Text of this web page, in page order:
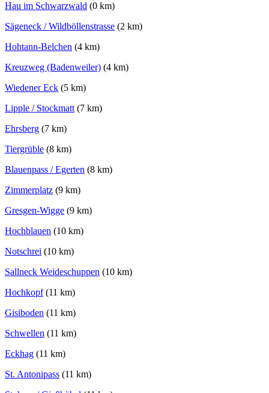
Hau im Schwarzwald (0 km)
Sägeneck / Wildböllenstrasse (2 km)
Hohtann-Belchen (4 km)
Kreuzweg (Badenweiler) (4 km)
Wiedener Eck (5 km)
Lipple / Stockmatt(7 km)
Ehrsberg (7 km)
Tiergrüble (8 km)
Blauenpass / Egerten (8 km)
Zimmerplatz (9 km)
Gresgen-Wigge (9 km)
Hochblauen (10 km)
Notschrei (10 km)
Sallneck Weideschuppen (10 km)
Hochkopf(11 km)
Gisiboden (11 km)
Schwellen (11 km)
Eckhag (11 km)
St. Antonipass (11 km)